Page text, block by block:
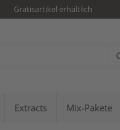
Gratisartikel erhältlich
Extracts Mix-Pakete